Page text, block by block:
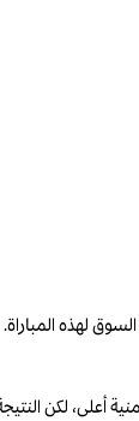
لهذه
أعلى، لكن